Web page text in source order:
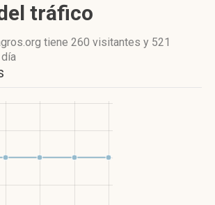
tráfico
tiene 260 visitantes y 521